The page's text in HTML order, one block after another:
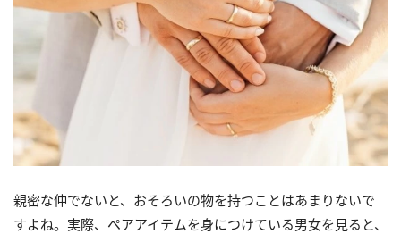
親密な仲でないと、おそろいの物を持つことはあまりないで
すよね。実際、ペアアイテムを身につけている男女を見ると、